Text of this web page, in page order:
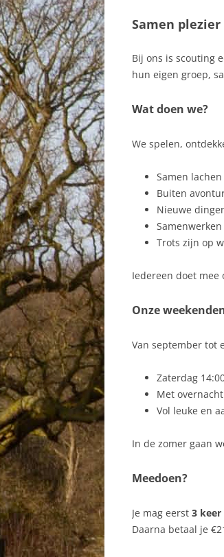
Samen
Bij ons is scouting
hun eigen groep,
Wat doen we?
We spelen,
Samen
Buiten
Nieuwe
Trots zijn op
Iedereen doet mee
Onze
Van september tot
Zaterdag
Met
Vol leuke en
In de zomer gaan
Meedoen?
Je mag eerst 3
Daarna betaal je